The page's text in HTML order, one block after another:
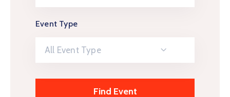
Event Type
All Event Type